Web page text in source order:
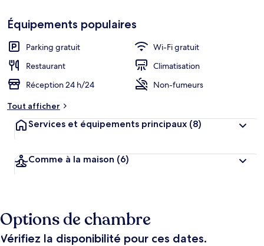
Équipements populaires
Parking gratuit
Wi-Fi gratuit
Restaurant
Climatisation
Réception 24 h/24
Non-fumeurs
Tout afficher
Services et équipements principaux (8)
Comme à la maison (6)
Options de chambre
Vérifiez la disponibilité pour ces dates.